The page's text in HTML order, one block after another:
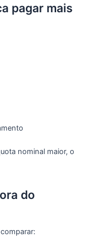
pagar mais
nominal maior, o
do